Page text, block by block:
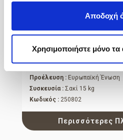
Αποδοχή
Χρησιμοποιήστε μόνο
Νιφάδες
Medium
Προέλευση : Ευρωπαϊκή Ένωση
Συσκευσία : Σακί 15 kg
Κωδικός : 250802
Περισσότερες